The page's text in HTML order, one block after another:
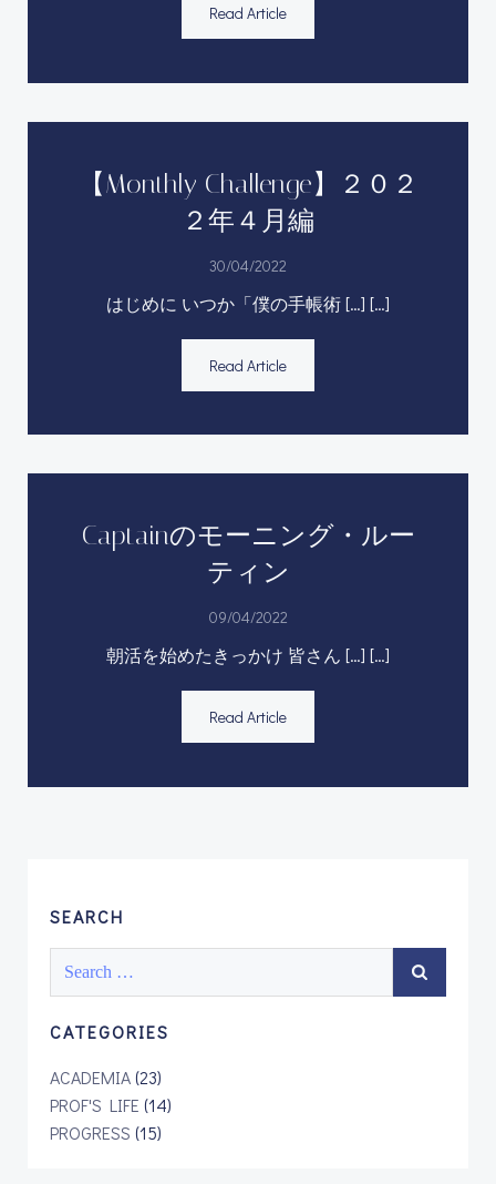
Read Article
【Monthly Challenge】２０２
２年４月編
30/04/2022
はじめに いつか「僕の手帳術 […] […]
Read Article
Captainのモーニング・ルー
ティン
09/04/2022
朝活を始めたきっかけ 皆さん […] […]
Read Article
SEARCH
Search
CATEGORIES
ACADEMIA(23)
PROF'S LIFE (14)
PROGRESS (15)